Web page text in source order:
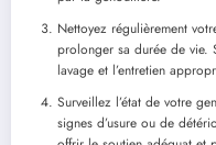
Nettoyez régulièrement
prolonger sa durée de vie.
lavage et l’entretien
Surveillez l’état de votre
signes d’usure ou de